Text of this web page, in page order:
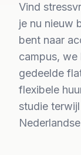
Vind
je nu nieuw
bent naar
campus, we
gedeelde
flexibele
studie